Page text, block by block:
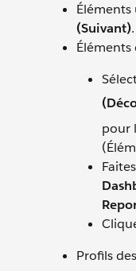
Éléments
(Suivant).
Éléments
pour
Profils